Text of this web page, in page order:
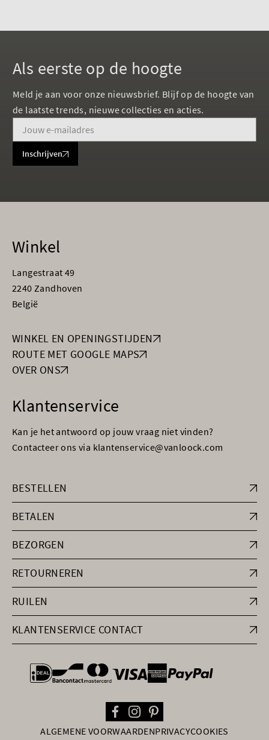
Als eerste op de hoogte
Meld je aan voor onze nieuwsbrief. Blijf op de hoogte van
de laatste trends, nieuwe collecties en acties.
Inschrijven
Winkel
Langestraat 49
2240 Zandhoven
België
WINKEL EN OPENINGSTIJDEN
ROUTE MET GOOGLE MAPS
OVER ONS
Klantenservice
Kan je het antwoord op jouw vraag niet vinden?
Contacteer ons via klantenservice@vanloock.com
BESTELLEN
BETALEN
BEZORGEN
RETOURNEREN
RUILEN
KLANTENSERVICE CONTACT
general.paymentOptions
ALGEMENE VOORWAARDENPRIVACYCOOKIES